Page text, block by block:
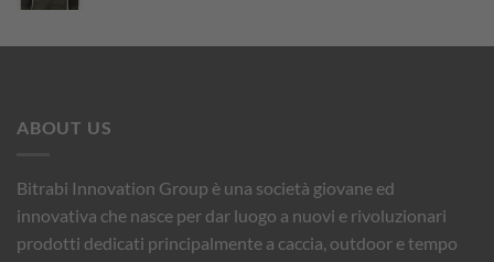
ABOUT US
Bitrabi Innovation Group è una società giovane ed
innovativa che nasce per dar luogo a nuovi e rivoluzionari
prodotti dedicati principalmente a caccia, outdoor e tempo